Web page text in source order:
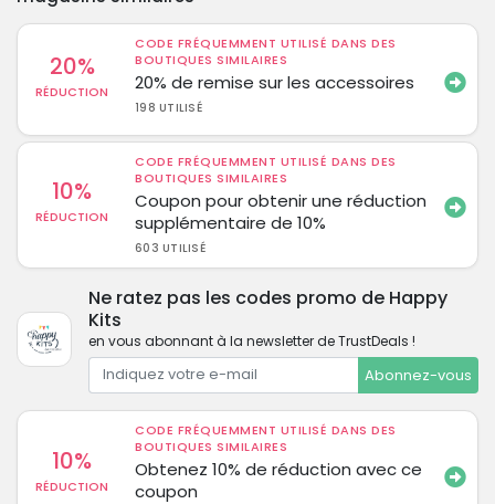
20%
RÉDUCTION
CODE FRÉQUEMMENT UTILISÉ DANS DES
BOUTIQUES SIMILAIRES
20% de remise sur les accessoires
198 UTILISÉ
10%
RÉDUCTION
CODE FRÉQUEMMENT UTILISÉ DANS DES
BOUTIQUES SIMILAIRES
Coupon pour obtenir une réduction
supplémentaire de 10%
603 UTILISÉ
Ne ratez pas les codes promo de Happy
Kits
en vous abonnant à la newsletter de TrustDeals !
Abonnez-vous
10%
RÉDUCTION
CODE FRÉQUEMMENT UTILISÉ DANS DES
BOUTIQUES SIMILAIRES
Obtenez 10% de réduction avec ce
coupon